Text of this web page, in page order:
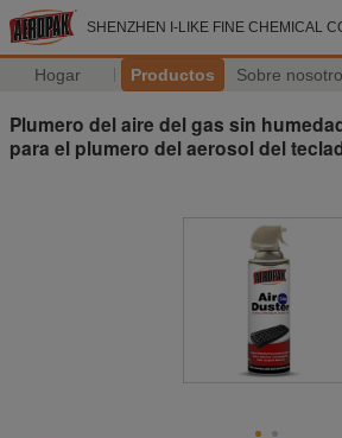
SHENZHEN I-LIKE FINE CHEMICAL
Hogar Productos Sobre
Plumero del aire del gas sin
para el plumero del aerosol del